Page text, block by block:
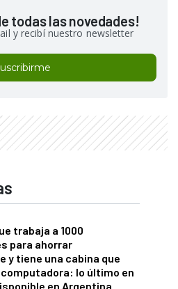
todas las novedades!
y recibí nuestro newsletter
trabaja a 1000
para ahorrar
y tiene una cabina que
lo último en
en Argentina